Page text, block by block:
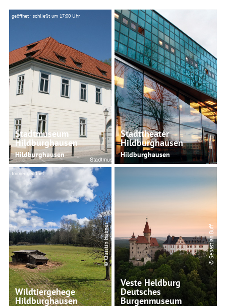
geöffnet - schließt um 17:00 Uhr
Stadtmuseum
Hildburghausen
Hildburghausen
Stadttheater
Hildburghausen
Hildburghausen
Immer geöffnet
Wildtiergehege
Hildburghausen
© Christin Hübner
Veste Heldburg
Deutsches
Burgenmuseum
© Sebastian Buff